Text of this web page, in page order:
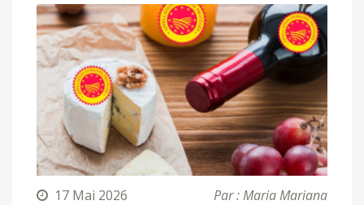
17 Mai 2026 Par : Maria Mariana